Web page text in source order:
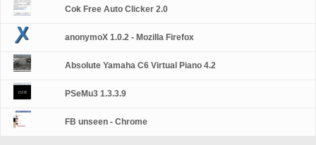
Cok Free Auto Clicker 2.0
anonymoX 1.0.2 - Mozilla Firefox
Absolute Yamaha C6 Virtual Piano 4.2
PSeMu3 1.3.3.9
FB unseen - Chrome